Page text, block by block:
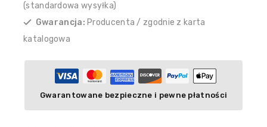
(standardowa wysyłka)
Gwarancja: Producenta / zgodnie z karta
katalogowa
Gwarantowane bezpieczne i pewne płatności